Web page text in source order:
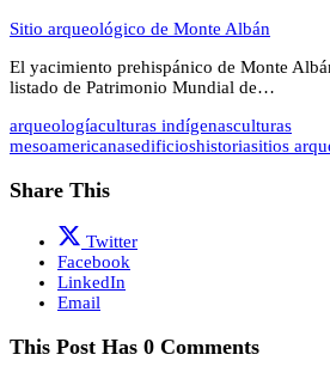
Sitio arqueológico de Monte Albán
El yacimiento prehispánico de Monte
listado de Patrimonio Mundial de…
arqueologíaculturas indígenasculturas
mesoamericanasedificioshistoriasitios
Share This
Twitter
Facebook
LinkedIn
Email
This Post Has 0 Comments